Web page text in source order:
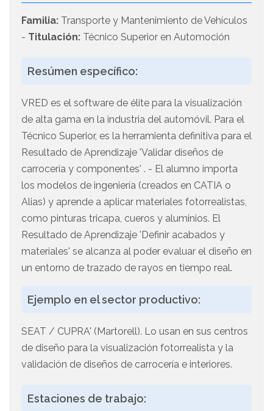
Familia: Transporte y Mantenimiento de Vehículos
- Titulación: Técnico Superior en Automoción
Resúmen específico:
VRED es el software de élite para la visualización
de alta gama en la industria del automóvil. Para el
Técnico Superior, es la herramienta definitiva para el
Resultado de Aprendizaje 'Validar diseños de
carrocería y componentes' . - El alumno importa
los modelos de ingeniería (creados en CATIA o
Alias) y aprende a aplicar materiales fotorrealistas,
como pinturas tricapa, cueros y aluminios. El
Resultado de Aprendizaje 'Definir acabados y
materiales' se alcanza al poder evaluar el diseño en
un entorno de trazado de rayos en tiempo real.
Ejemplo en el sector productivo:
SEAT / CUPRA' (Martorell). Lo usan en sus centros
de diseño para la visualización fotorrealista y la
validación de diseños de carrocería e interiores.
Estaciones de trabajo: